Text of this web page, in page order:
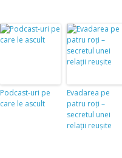
Podcast-uri pe
care le ascult
Evadarea pe
patru roți –
secretul unei
relații reușite